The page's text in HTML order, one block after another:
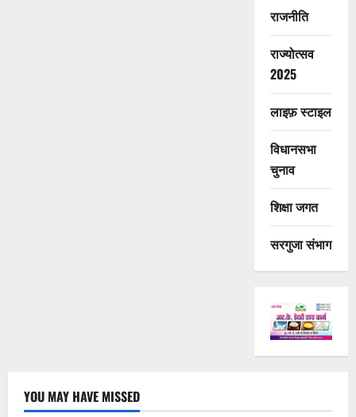
राजनीति
राज्योत्सव
2025
लाइफ़ स्टाइल
विधानसभा
चुनाव
शिक्षा जगत
सरगुजा संभाग
YOU MAY HAVE MISSED